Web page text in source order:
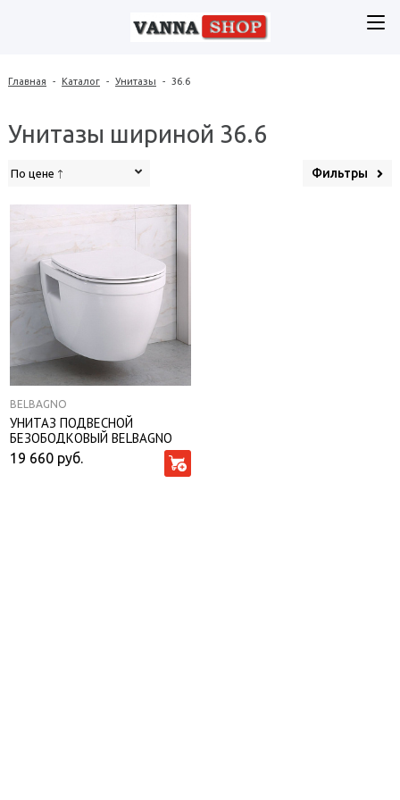
Главная - Каталог - Унитазы - 36.6
Унитазы шириной 36.6
По цене Фильтры
BELBAGNO
УНИТАЗ ПОДВЕСНОЙ
БЕЗОБОДКОВЫЙ BELBAGNO
LOTO С СИДЕНЬЕМ SOFT
CLOSE
19 660 руб.